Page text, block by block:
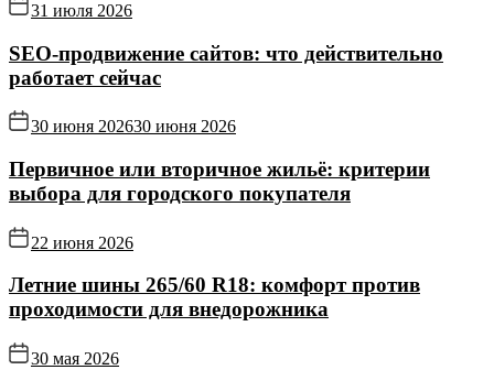
31 июля 2026
SEO-продвижение сайтов: что действительно
работает сейчас
30 июня 202630 июня 2026
Первичное или вторичное жильё: критерии
выбора для городского покупателя
22 июня 2026
Летние шины 265/60 R18: комфорт против
проходимости для внедорожника
30 мая 2026